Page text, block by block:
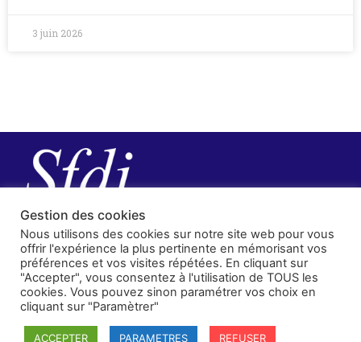
3 juin 2026
SFDI
Gestion des cookies
Nous utilisons des cookies sur notre site web pour vous
offrir l'expérience la plus pertinente en mémorisant vos
préférences et vos visites répétées. En cliquant sur
"Accepter", vous consentez à l'utilisation de TOUS les
cookies. Vous pouvez sinon paramétrer vos choix en
cliquant sur "Paramètrer"
ACCEPTER PARAMETRES REFUSER